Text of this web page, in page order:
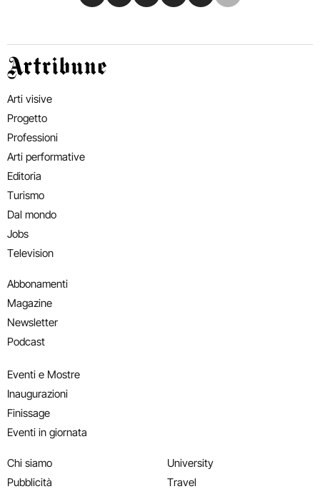
Artribune
Arti visive
Progetto
Professioni
Arti performative
Editoria
Turismo
Dal mondo
Jobs
Television
Abbonamenti
Magazine
Newsletter
Podcast
Eventi e Mostre
Inaugurazioni
Finissage
Eventi in giornata
Chi siamo
Pubblicità
University
Travel